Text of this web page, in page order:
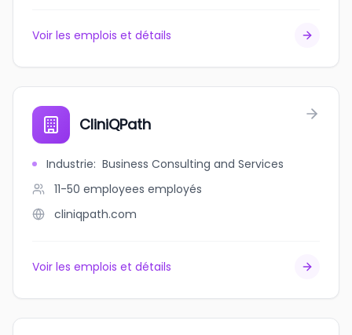
Voir les emplois et détails
CliniQPath
Industrie: Business Consulting and Services
11-50 employees employés
cliniqpath.com
Voir les emplois et détails